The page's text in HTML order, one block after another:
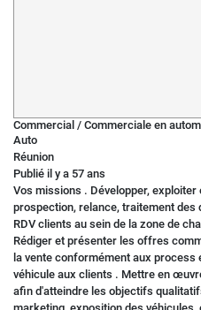
Commercial / Commerciale en
Auto
Réunion
Publié il y a 57 ans
Vos missions . Développer,
prospection, relance, traitement des
RDV clients au sein de la zone de
Rédiger et présenter les offres
la vente conformément aux
véhicule aux clients . Mettre en
afin d'atteindre les objectifs